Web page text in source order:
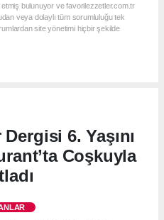
etmiş bulunuyor ve favorilezzetler.com.tr
veya dolaylı tüm sorumluluğu tek
site yönetimi hiçbir şekilde
6. Yaşını
Coşkuyla